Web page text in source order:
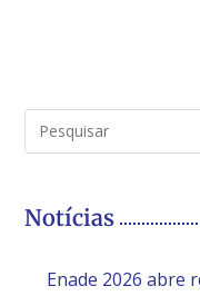
Notícias
Enade 2026 abre